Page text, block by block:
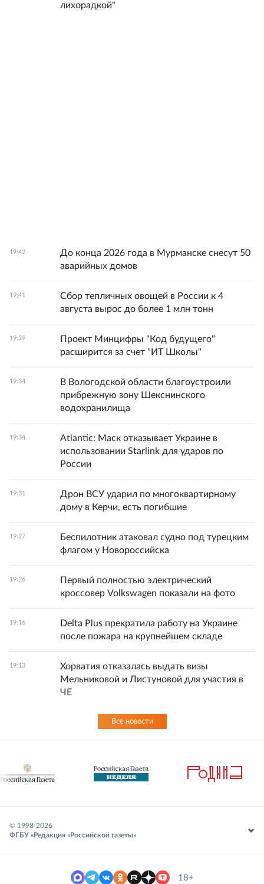
лихорадкой"
19:42
До конца 2026 года в Мурманске снесут 50
аварийных домов
19:41
Сбор тепличных овощей в России к 4
августа вырос до более 1 млн тонн
19:39
Проект Минцифры "Код будущего"
расширится за счет "ИТ Школы"
19:34
В Вологодской области благоустроили
прибрежную зону Шекснинского
водохранилища
19:34
Atlantic: Маск отказывает Украине в
использовании Starlink для ударов по
России
19:31
Дрон ВСУ ударил по многоквартирному
дому в Керчи, есть погибшие
19:27
Беспилотник атаковал судно под турецким
флагом у Новороссийска
19:26
Первый полностью электрический
кроссовер Volkswagen показали на фото
19:16
Delta Plus прекратила работу на Украине
после пожара на крупнейшем складе
19:13
Хорватия отказалась выдать визы
Мельниковой и Листуновой для участия в
ЧЕ
Все новости
© 1998-2026
ФГБУ «Редакция «Российской газеты»
18+